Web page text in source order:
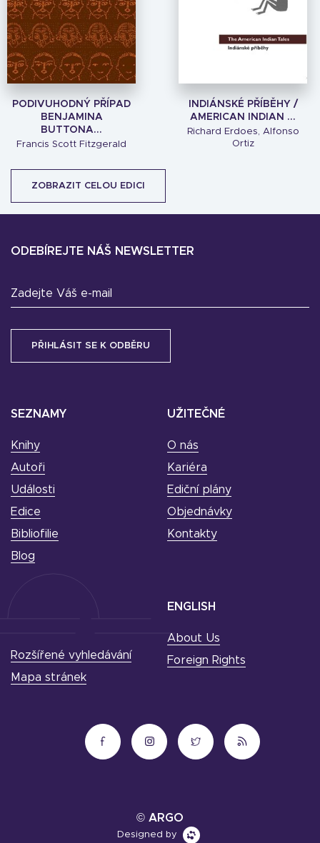
PODIVUHODNÝ PŘÍPAD
BENJAMINA
BUTTONA...
Francis Scott Fitzgerald
INDIÁNSKÉ PŘÍBĚHY /
AMERICAN INDIAN ...
Richard Erdoes, Alfonso
Ortiz
ZOBRAZIT CELOU EDICI
SEZNAMY
Knihy
Autoři
Události
Edice
Bibliofilie
Blog
UŽITEČNÉ
O nás
Kariéra
Ediční plány
Objednávky
Kontakty
ODEBÍREJTE NÁŠ NEWSLETTER
Zadejte Váš e-mail
ENGLISH
About Us
Foreign Rights
Rozšířené vyhledávání
Mapa stránek
© ARGO
Designed by